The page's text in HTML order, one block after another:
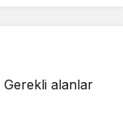
Gerekli alanlar